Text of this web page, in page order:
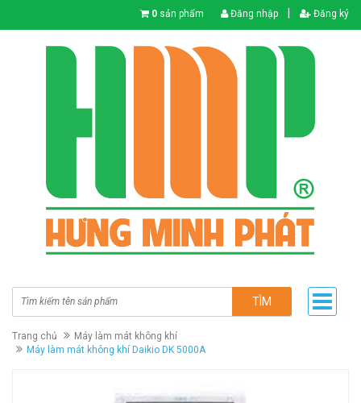
0 sản phẩm Đăng nhập Đăng ký
TÌM
Trang chủ
Máy làm mát không khí
Máy làm mát không khí Daikio DK 5000A